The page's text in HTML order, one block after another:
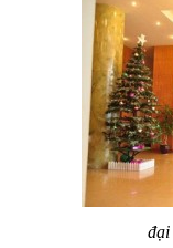
đại